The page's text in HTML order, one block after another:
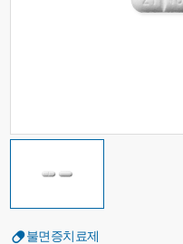
불면증치료제